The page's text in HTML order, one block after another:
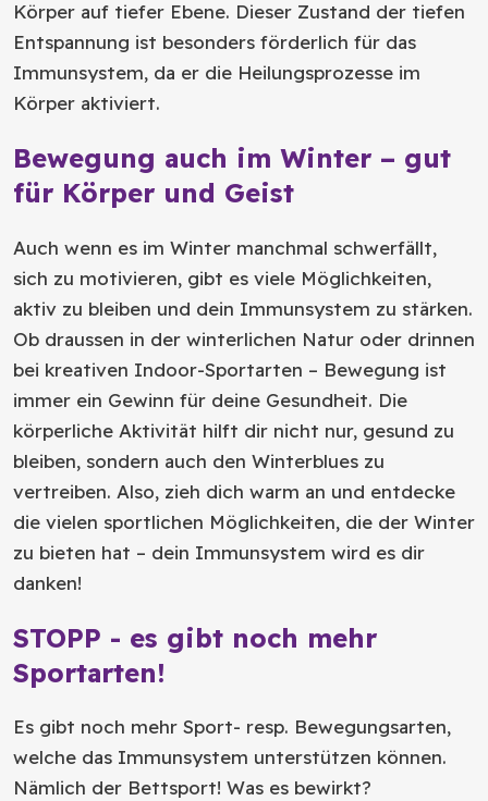
Körper auf tiefer Ebene. Dieser Zustand der tiefen
Entspannung ist besonders förderlich für das
Immunsystem, da er die Heilungsprozesse im
Körper aktiviert.
Bewegung auch im Winter – gut
für Körper und Geist
Auch wenn es im Winter manchmal schwerfällt,
sich zu motivieren, gibt es viele Möglichkeiten,
aktiv zu bleiben und dein Immunsystem zu stärken.
Ob draussen in der winterlichen Natur oder drinnen
bei kreativen Indoor-Sportarten – Bewegung ist
immer ein Gewinn für deine Gesundheit. Die
körperliche Aktivität hilft dir nicht nur, gesund zu
bleiben, sondern auch den Winterblues zu
vertreiben. Also, zieh dich warm an und entdecke
die vielen sportlichen Möglichkeiten, die der Winter
zu bieten hat – dein Immunsystem wird es dir
danken!
STOPP - es gibt noch mehr
Sportarten!
Es gibt noch mehr Sport- resp. Bewegungsarten,
welche das Immunsystem unterstützen können.
Nämlich der Bettsport! Was es bewirkt?